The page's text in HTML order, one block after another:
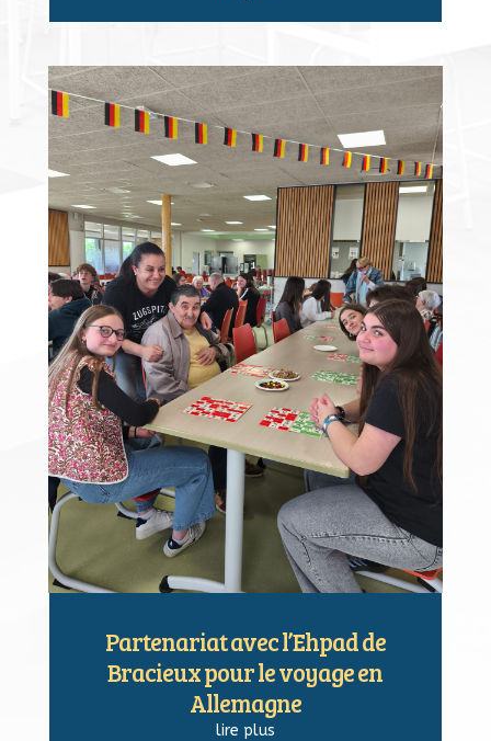
Partenariat avec l’Ehpad de
Bracieux pour le voyage en
Allemagne
lire plus